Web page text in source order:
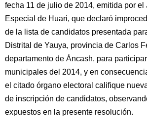
fecha 11 de julio de 2014, emitida por el
Especial de Huari, que declaró
de la lista de candidatos presentada
Distrital de Yauya, provincia de Carlos
departamento de Áncash, para
municipales del 2014, y en
el citado órgano electoral califique
de inscripción de candidatos,
expuestos en la presente resolución.